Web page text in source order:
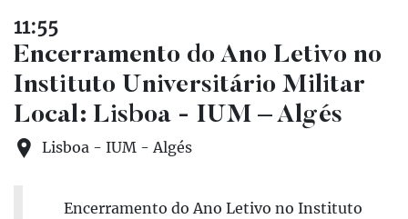
11:55
Encerramento do Ano Letivo no
Instituto Universitário Militar
Local: Lisboa - IUM – Algés
Lisboa - IUM - Algés
Encerramento do Ano Letivo no Instituto